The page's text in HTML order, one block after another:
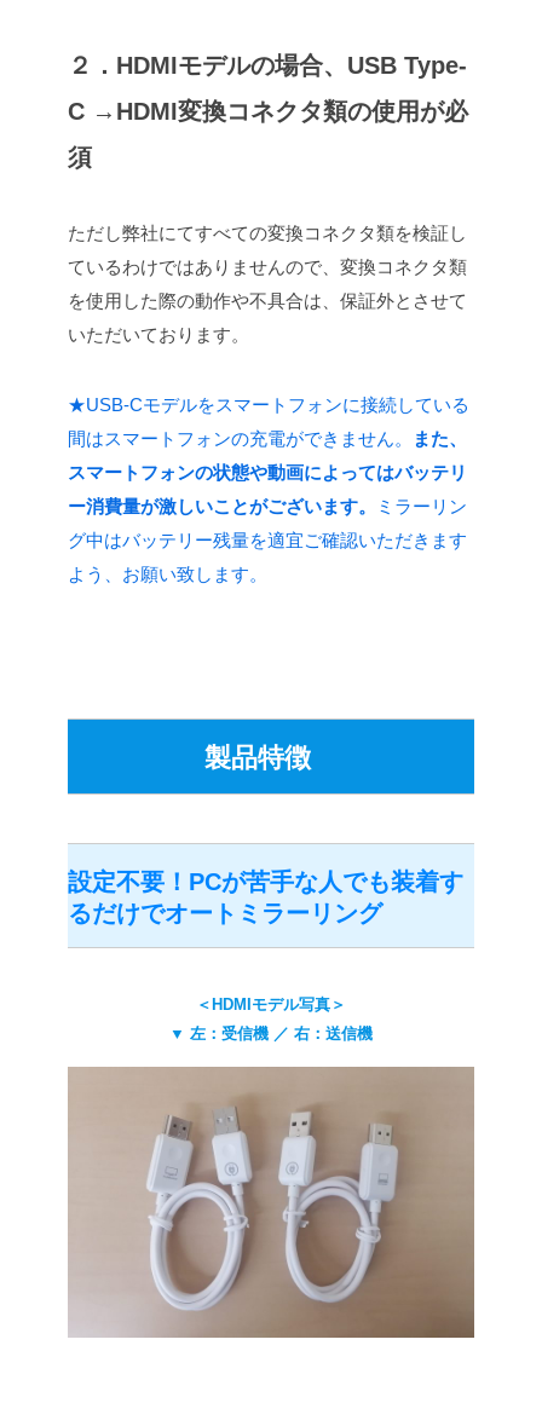
２．HDMIモデルの場合、USB Type-
C →HDMI変換コネクタ類の使用が必
須
ただし弊社にてすべての変換コネクタ類を検証し
ているわけではありませんので、変換コネクタ類
を使用した際の動作や不具合は、保証外とさせて
いただいております。
★USB-Cモデルをスマートフォンに接続している
間はスマートフォンの充電ができません。
また、
スマートフォンの状態や動画によってはバッテリ
ー消費量が激しいことがございます。
ミラーリン
グ中はバッテリー残量を適宜ご確認いただきます
よう、お願い致します。
製品特徴
設定不要！PCが苦手な人でも装着す
るだけでオートミラーリング
＜HDMIモデル写真＞
▼ 左：受信機 ／ 右：送信機